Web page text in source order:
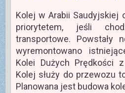
Kolej w Arabii Saudyjskiej
priorytetem, jeśli
transportowe. Powstały
wyremontowano
Kolei Dużych Prędkości
Kolej służy do przewozu
Planowana jest budowa